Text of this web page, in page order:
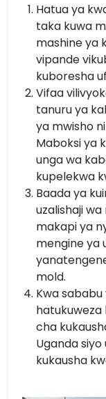
Hatua ya
taka kuwa
mashine ya
vipande
kuboresha
Vifaa
tanuru ya
ya mwisho
Maboksi ya
unga wa
kupelekwa
Baada ya
uzalishaji
makapi ya
mengine ya
mold.
Kwa
hatukuweza
cha
Uganda
kukausha